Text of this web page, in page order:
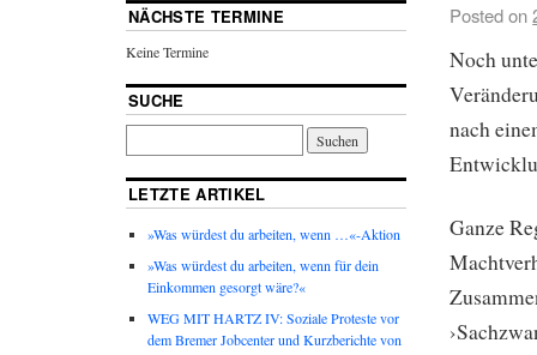
Posted on
Noch
nach
Ganze
NÄCHSTE TERMINE
Keine Termine
SUCHE
LETZTE ARTIKEL
»Was würdest du arbeiten, wenn …«-Aktion
»Was würdest du arbeiten, wenn für dein
Einkommen gesorgt wäre?«
WEG MIT HARTZ IV: Soziale Proteste vor
dem Bremer Jobcenter und Kurzberichte von